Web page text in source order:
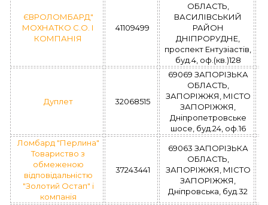
ЄВРОЛОМБАРД"
МОХНАТКО С.О. І
КОМПАНІЯ
41109499
ОБЛАСТЬ,
ВАСИЛІВСЬКИЙ
РАЙОН
ДНІПРОРУДНЕ,
проспект Ентузіастів,
буд.4, оф.(кв.)128
Дуплет 32068515
69069 ЗАПОРІЗЬКА
ОБЛАСТЬ,
ЗАПОРІЖЖЯ, МІСТО
ЗАПОРІЖЖЯ,
Дніпропетровське
шосе, буд.24, оф.16
Ломбард "Перлина"
Товариство з
обмеженою
відповідальністю
"Золотий Остап" і
компанія
37243441
69063 ЗАПОРІЗЬКА
ОБЛАСТЬ,
ЗАПОРІЖЖЯ, МІСТО
ЗАПОРІЖЖЯ,
Дніпровська, буд.32